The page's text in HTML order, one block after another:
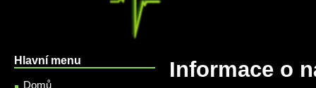
Hlavní menu
Domů
Informace o